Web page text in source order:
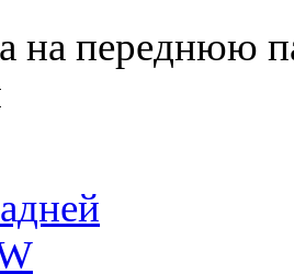
на переднюю